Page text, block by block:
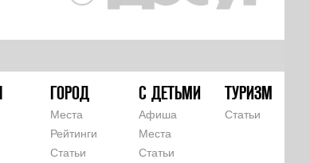
ГОРОД
Места
Рейтинги
Статьи
С ДЕТЬМИ
Афиша
Места
Статьи
ТУРИЗМ
Статьи